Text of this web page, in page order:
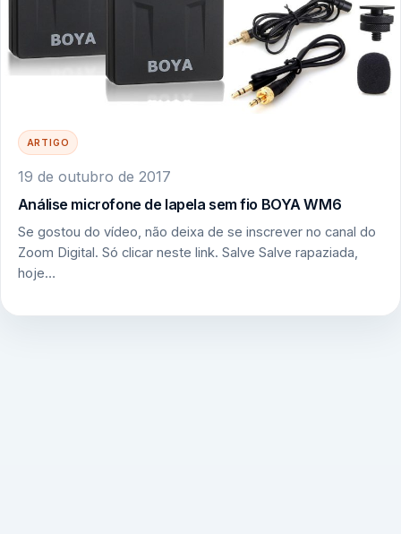
ARTIGO
19 de outubro de 2017
Análise microfone de lapela sem fio BOYA WM6
Se gostou do vídeo, não deixa de se inscrever no canal do
Zoom Digital. Só clicar neste link. Salve Salve rapaziada,
hoje…